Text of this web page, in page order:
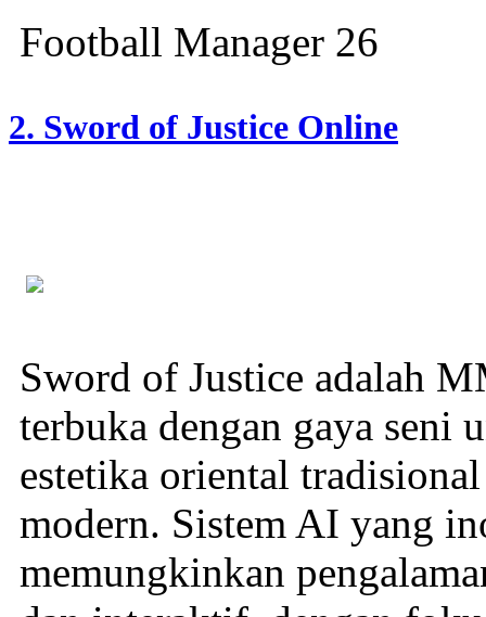
Football Manager 26
2. Sword of Justice Online
Sword of Justice adalah
terbuka dengan gaya seni
estetika oriental
modern. Sistem AI yang
memungkinkan